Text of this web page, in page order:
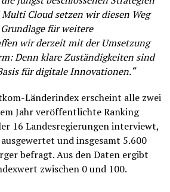
Cloud setzen wir diesen Weg
für weitere
wir derzeit mit der Umsetzung
Denn klare Zuständigkeiten sind
für digitale Innovationen.“
Länderindex erscheint alle zwei
Jahr veröffentlichte Ranking
16 Landesregierungen interviewt,
und insgesamt 5.600
befragt. Aus den Daten ergibt
zwischen 0 und 100.